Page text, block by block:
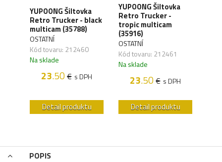
YUPOONG Šiltovka
Retro Trucker - black
multicam (35788)
OSTATNÍ
Kód tovaru: 212460
Na sklade
23.50€ s DPH
Detail produktu
YUPOONG Šiltovka
Retro Trucker -
tropic multicam
(35916)
OSTATNÍ
Kód tovaru: 212461
Na sklade
23.50€ s DPH
Detail produktu
POPIS